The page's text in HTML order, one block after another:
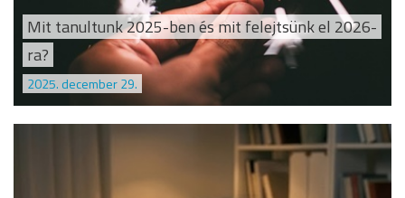
Mit tanultunk 2025-ben és mit felejtsünk el 2026-
ra?
2025. december 29.